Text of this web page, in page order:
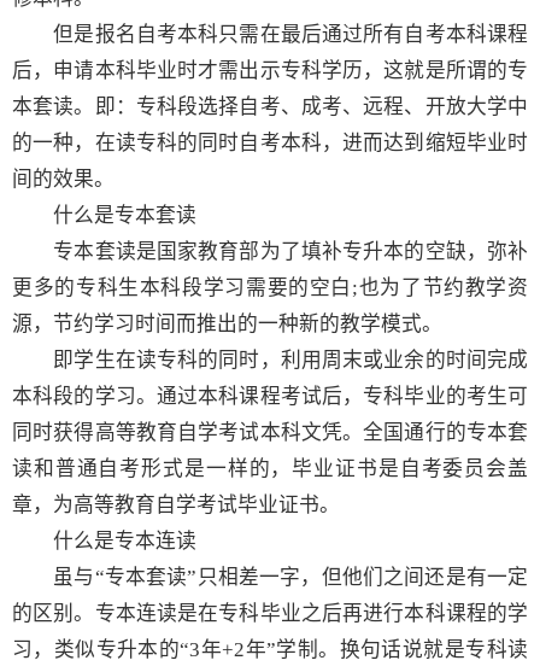
但是报名自考本科只需在最后通过所有自考本科课程
后，申请本科毕业时才需出示专科学历，这就是所谓的专
本套读。即：专科段选择自考、成考、远程、开放大学中
的一种，在读专科的同时自考本科，进而达到缩短毕业时
间的效果。
什么是专本套读
专本套读是国家教育部为了填补专升本的空缺，弥补
更多的专科生本科段学习需要的空白;也为了节约教学资
源，节约学习时间而推出的一种新的教学模式。
即学生在读专科的同时，利用周末或业余的时间完成
本科段的学习。通过本科课程考试后，专科毕业的考生可
同时获得高等教育自学考试本科文凭。全国通行的专本套
读和普通自考形式是一样的，毕业证书是自考委员会盖
章，为高等教育自学考试毕业证书。
什么是专本连读
虽与“专本套读”只相差一字，但他们之间还是有一定
的区别。专本连读是在专科毕业之后再进行本科课程的学
习，类似专升本的“3年+2年”学制。换句话说就是专科读